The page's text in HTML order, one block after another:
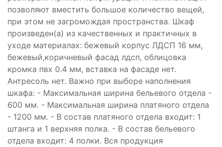
позволяют вместить большое количество вещей,
при этом не загромождая пространства. Шкаф
произведен(а) из качественных и практичных в
уходе материалах: бежевый корпус ЛДСП 16 мм,
бежевый,коричневый фасад лдсп, облицовка
кромка пвх 0.4 мм, вставка на фасаде нет.
Антресоль нет. Важно при выборе наполнения
шкафа: - Максимальная ширина бельевого отдела -
600 мм. - Максимальная ширина платяного отдела
- 1200 мм. - В состав платяного отдела входит: 1
штанга и 1 верхняя полка. - В состав бельевого
отдела входит: 4 полки. Вся продукция